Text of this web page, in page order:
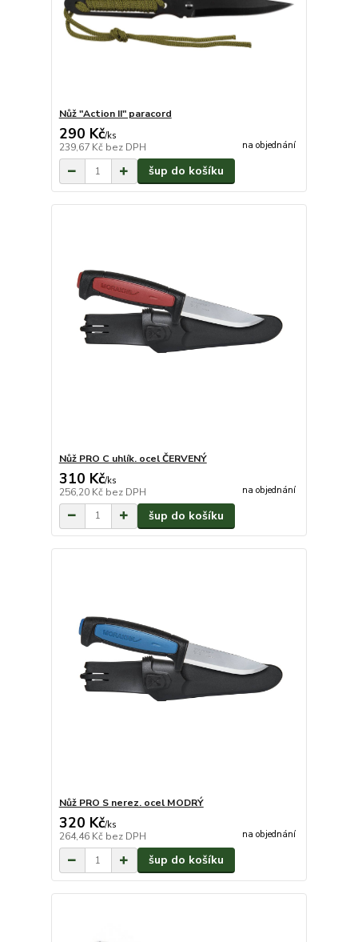
Nůž "Action II" paracord
290 Kč/ks
239,67 Kč bez DPH na objednání
šup do košíku
Nůž PRO C uhlík. ocel ČERVENÝ
310 Kč/ks
256,20 Kč bez DPH na objednání
šup do košíku
Nůž PRO S nerez. ocel MODRÝ
320 Kč/ks
264,46 Kč bez DPH na objednání
šup do košíku